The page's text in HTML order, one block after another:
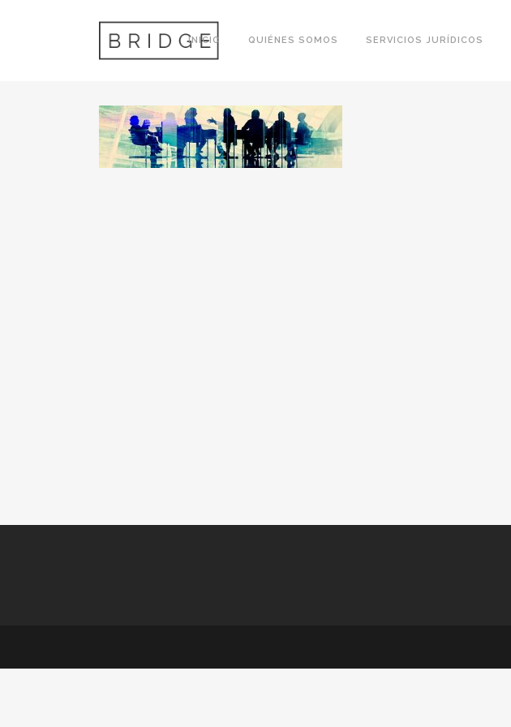
INICIO QUIÉNES SOMOS SERVICIOS JURÍDICOS
GESTIONTRIBUTARIA